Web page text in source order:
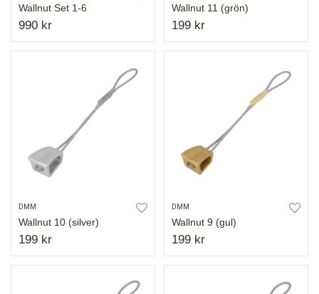
Wallnut Set 1-6
990 kr
Wallnut 11 (grön)
199 kr
DMM
Wallnut 10 (silver)
199 kr
DMM
Wallnut 9 (gul)
199 kr